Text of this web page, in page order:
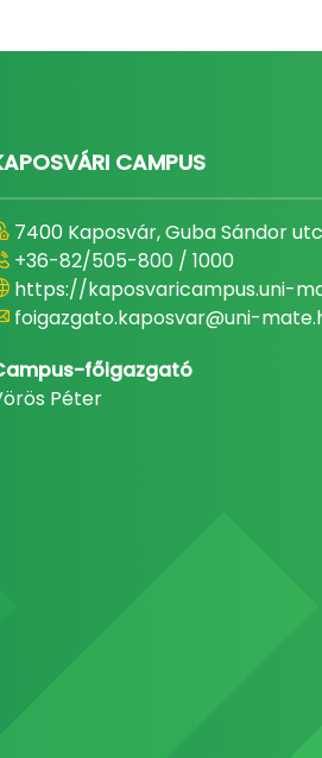
CAMPUS
7400 Kaposvár, Guba Sándor
+36-82/505-800 / 1000
https://kaposvaricampus.uni-
foigazgato.kaposvar@uni-
főigazgató
Péter